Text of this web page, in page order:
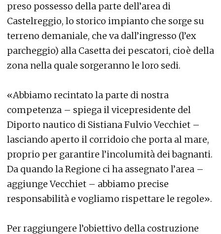
preso possesso della parte dell’area di
Castelreggio, lo storico impianto che sorge su
terreno demaniale, che va dall’ingresso (l’ex
parcheggio) alla Casetta dei pescatori, cioè della
zona nella quale sorgeranno le loro sedi.
«Abbiamo recintato la parte di nostra
competenza – spiega il vicepresidente del
Diporto nautico di Sistiana Fulvio Vecchiet –
lasciando aperto il corridoio che porta al mare,
proprio per garantire l’incolumità dei bagnanti.
Da quando la Regione ci ha assegnato l’area –
aggiunge Vecchiet – abbiamo precise
responsabilità e vogliamo rispettare le regole».
Per raggiungere l’obiettivo della costruzione